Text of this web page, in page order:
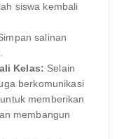
siswa kembali
salinan
Kelas: Selain
berkomunikasi
memberikan
membangun